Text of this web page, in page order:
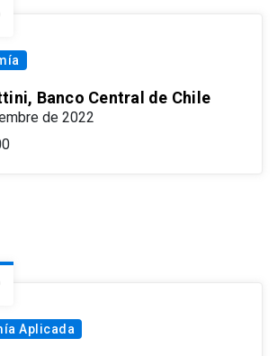
Banco Central de Chile
de 2022
Aplicada